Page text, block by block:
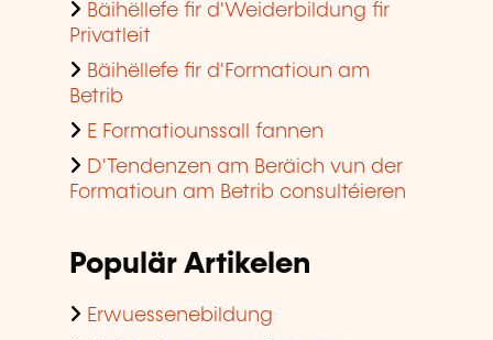
Bäihëllefe fir d'Weiderbildung fir
Privatleit
Bäihëllefe fir d'Formatioun am
Betrib
E Formatiounssall fannen
D'Tendenzen am Beräich vun der
Formatioun am Betrib consultéieren
Populär Artikelen
Erwuessenebildung